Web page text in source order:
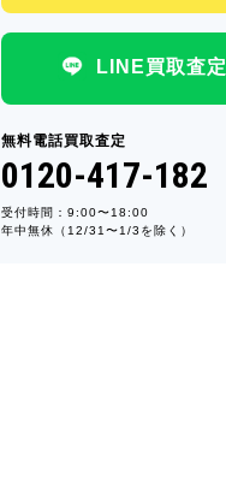
LINE買取査定
無料電話買取査定
0120-417-182
受付時間：9:00〜18:00
年中無休（12/31〜1/3を除く）